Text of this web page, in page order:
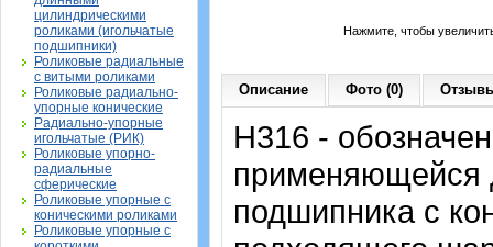
цилиндрическими
роликами (игольчатые
подшипники)
Роликовые радиальные
с витыми роликами
Роликовые радиально-
упорные конические
Радиально-упорные
игольчатые (РИК)
Роликовые упорно-
радиальные
сферические
Роликовые упорные с
коническими роликами
Роликовые упорные с
Нажмите, чтобы
Описание Фото (0)
H316 -
применяющейся
подшипника с